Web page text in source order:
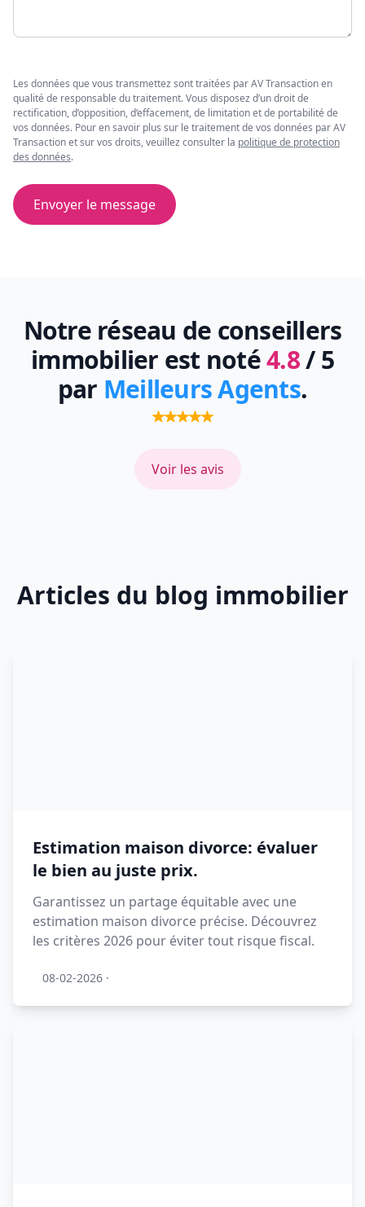
Les données que vous transmettez sont traitées par AV Transaction en
qualité de responsable du traitement. Vous disposez d’un droit de
rectification, d’opposition, d’effacement, de limitation et de portabilité de
vos données. Pour en savoir plus sur le traitement de vos données par AV
Transaction et sur vos droits, veuillez consulter la politique de protection
des données.
Envoyer le message
Notre réseau de conseillers
immobilier est noté4.8/ 5
par Meilleurs Agents.
Voir les avis
Articles du blog immobilier
Estimation maison divorce: évaluer
le bien au juste prix.
Garantissez un partage équitable avec une
estimation maison divorce précise. Découvrez
les critères 2026 pour éviter tout risque fiscal.
08-02-2026 ·